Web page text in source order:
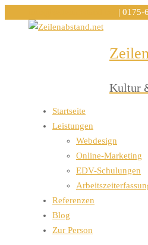
| 0175-
Kultur
Startseite
Leistungen
Webdesign
Online-Marketing
EDV-Schulungen
Referenzen
Blog
Zur Person